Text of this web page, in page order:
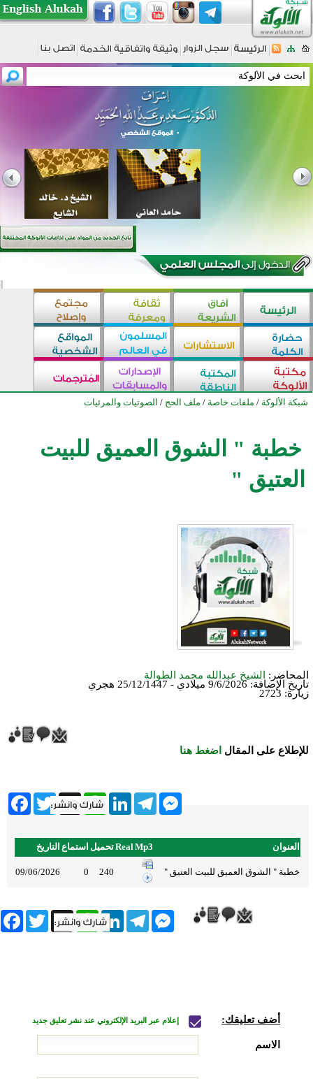
شبكة الألوكة / ملفات خاصة / ملف الحج / الصوتيات والمرئيات
خطبة " الشوق العميق للبيت
العتيق "
المحاضر:
الشيخ عبدالله محمد الطوالة
تاريخ الإضافة: 9/6/2026 ميلادي - 25/12/1447 هجري
زيارة: 2723
للإطلاع على المقال اضغط هنا
Twitter X
WhatsApp
LinkedInTelegram
Messenger
العنوان Mp3
Realتحميل استماع التاريخ
خطبة " الشوق العميق للبيت العتيق " 240
0
09/06/2026
Twitter X
WhatsAppLinkedInTelegram
Messenger
أضف تعليقك: إعلام عبر البريد الإلكتروني عند نشر تعليق جديد
الاسم